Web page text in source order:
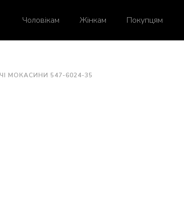
Чоловікам Жінкам Покупцям
МОКАСИНИ 547-6024-35